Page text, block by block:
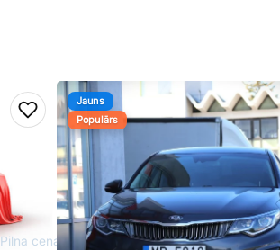
Pievienot favorītiem
Pilna cena
Jauns
Populārs